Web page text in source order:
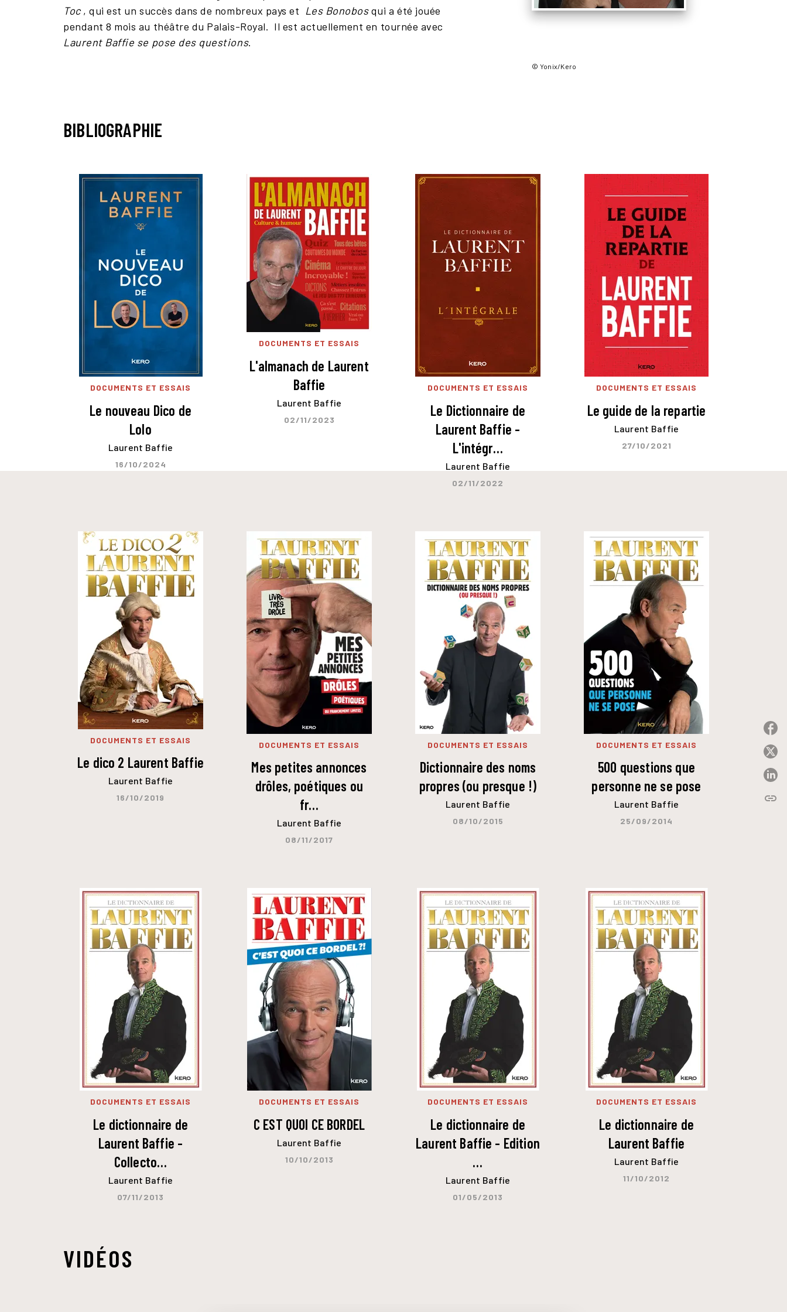
Toc, qui est un succès dans de nombreux pays et Les Bonobosqui a été jouée
pendant 8 mois au théâtre du Palais-Royal. Il est actuellement en tournée avec
Laurent Baffie se pose des questions.
© Yonix/Kero
BIBLIOGRAPHIE
DOCUMENTS ET ESSAIS
Le nouveau Dico de
Lolo
Laurent Baffie
16/10/2024
DOCUMENTS ET ESSAIS
L'almanach de Laurent
Baffie
Laurent Baffie
02/11/2023
DOCUMENTS ET ESSAIS
Le Dictionnaire de
Laurent Baffie -
L'intégr…
Laurent Baffie
02/11/2022
DOCUMENTS ET ESSAIS
Le guide de la repartie
Laurent Baffie
27/10/2021
DOCUMENTS ET ESSAIS
Le dico 2 Laurent Baffie
Laurent Baffie
16/10/2019
DOCUMENTS ET ESSAIS
Mes petites annonces
drôles, poétiques ou
fr…
Laurent Baffie
08/11/2017
DOCUMENTS ET ESSAIS
Dictionnaire des noms
propres (ou presque !)
Laurent Baffie
08/10/2015
DOCUMENTS ET ESSAIS
500 questions que
personne ne se pose
Laurent Baffie
25/09/2014
DOCUMENTS ET ESSAIS
Le dictionnaire de
Laurent Baffie -
Collecto…
Laurent Baffie
07/11/2013
DOCUMENTS ET ESSAIS
C EST QUOI CE BORDEL
Laurent Baffie
10/10/2013
DOCUMENTS ET ESSAIS
Le dictionnaire de
Laurent Baffie - Edition
…
Laurent Baffie
01/05/2013
DOCUMENTS ET ESSAIS
Le dictionnaire de
Laurent Baffie
Laurent Baffie
11/10/2012
VIDÉOS
link